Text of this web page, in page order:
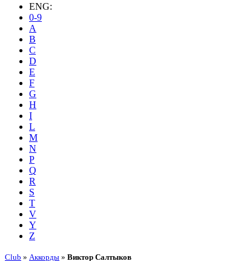
ENG:
0-9
A
B
C
D
E
F
G
H
I
L
M
N
P
Q
R
S
T
V
Y
Z
Club » Аккорды » Виктор Салтыков